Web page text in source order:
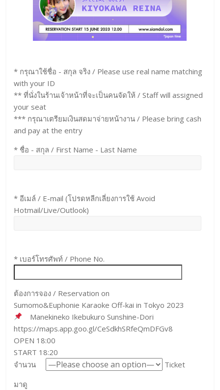
* กรุณาใช้ชื่อ - สกุล จริง / Please use real name matching
with your ID
** ที่นั่งในร้านเจ้าหน้าที่จะเป็นคนจัดให้ / Staff will assigned
your seat
*** กรุณาเตรียมเงินสดมาจ่ายหน้างาน / Please bring cash
and pay at the entry
* ชื่อ - สกุล / First Name - Last Name
* อีเมล์ / E-mail (โปรดหลีกเลี่ยงการใช้ Avoid
Hotmail/Live/Outlook)
* เบอร์โทรศัพท์ / Phone No.
ต้องการจอง / Reservation on
Sumomo&Euphonie Karaoke Off-kai in Tokyo 2023
Manekineko Ikebukuro Sunshine-Dori
https://maps.app.goo.gl/CeSdkhSRfeQmDFGv8
OPEN 18:00
START 18:20
จำนวน
Ticket
มาดู